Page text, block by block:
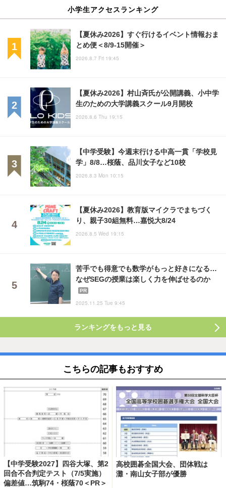
小学生アクセスランキング
【夏休み2026】すぐ行けるイベント情報おま
とめ便＜8/9-15開催＞
2026.8.7 Fri 19:45
【夏休み2026】村山斉氏が公開講義、小中学
生のための大学講義スクール9月開校
2026.8.6 Thu 19:15
【中学受験】今週末行ける中高一貫「学校見
学」8/8…桜蔭、品川女子など10校
2026.8.3 Mon 10:15
【夏休み2026】教育版マイクラでまちづく
り、親子30組無料…嘉悦大8/24
2026.8.5 Wed 19:15
苦手でも得意でも数学がもっと好きになる…
なぜSEGの授業は楽しく力を伸ばせるのか
PR
2025.11.25 Tue 9:45
ランキングをもっと見る
こちらの記事もおすすめ
【中学受験2027】四谷大塚、第2
回合不合判定テスト（7/5実施）
偏差値…筑駒74・桜蔭70＜PR＞
高校囲碁全国大会、団体戦は
灘・南山女子部が優勝